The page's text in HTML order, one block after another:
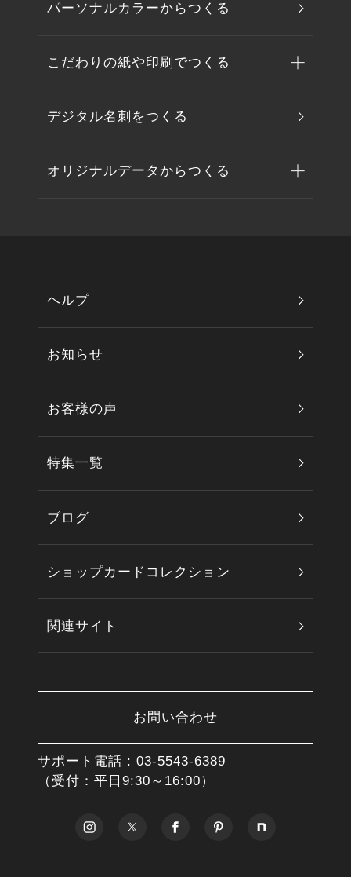
パーソナルカラーからつくる
こだわりの紙や印刷でつくる
デジタル名刺をつくる
オリジナルデータからつくる
ヘルプ
お知らせ
お客様の声
特集一覧
ブログ
ショップカードコレクション
関連サイト
お問い合わせ
サポート電話 : 03-5543-6389
（受付：平日9:30～16:00）